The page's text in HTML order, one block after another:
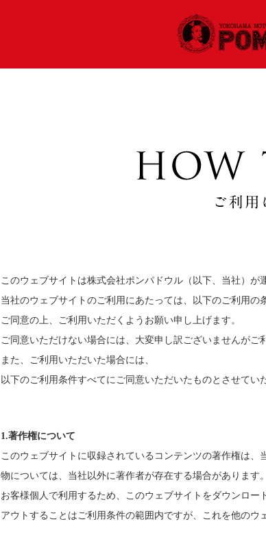
このウェブサイトは株式会社ポンパドウル（以下、当社）が
当社のウェブサイトのご利用にあたっては、以下のご利用の
ご同意の上、ご利用いただくようお願い申し上げます。
ご同意いただけない場合には、大変申し訳ございませんがご
また、ご利用いただいた場合には、
以下のご利用条件すべてにご同意いただいたものとさせてい
1.著作権について
このウェブサイトに収録されているコンテンツの著作権は
物については、当社以外に著作者が存在する場合があります
お客様個人で利用するため、このウェブサイトをダウンロ
アウトすることはご利用条件の範囲内ですが、これを他のウ